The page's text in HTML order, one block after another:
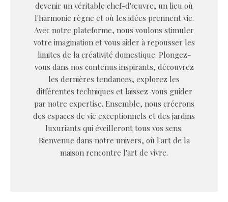
devenir un véritable chef-d'œuvre, un lieu où
l'harmonie règne et où les idées prennent vie.
Avec notre plateforme, nous voulons stimuler
votre imagination et vous aider à repousser les
limites de la créativité domestique. Plongez-
vous dans nos contenus inspirants, découvrez
les dernières tendances, explorez les
différentes techniques et laissez-vous guider
par notre expertise. Ensemble, nous créerons
des espaces de vie exceptionnels et des jardins
luxuriants qui éveilleront tous vos sens.
Bienvenue dans notre univers, où l'art de la
maison rencontre l'art de vivre.